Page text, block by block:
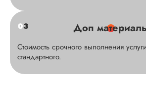
03 Доп
Стоимость срочного выполнения
стандартного.